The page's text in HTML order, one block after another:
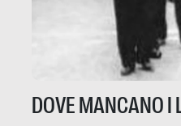
DOVE MANCANO I